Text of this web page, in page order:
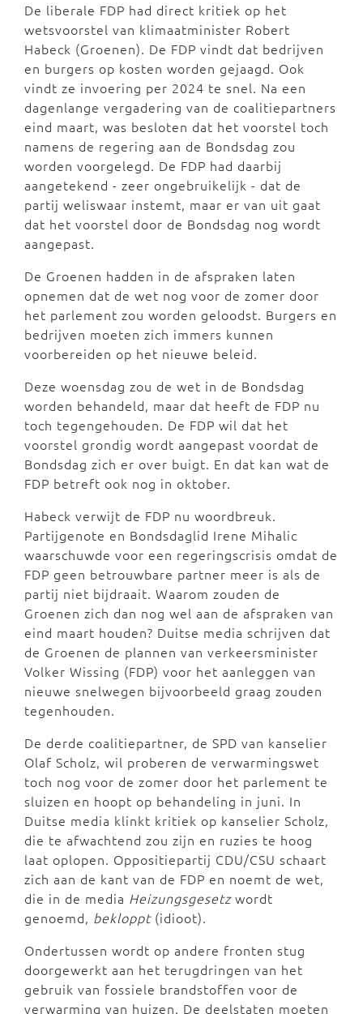
De liberale FDP had direct kritiek op het
wetsvoorstel van klimaatminister Robert
Habeck (Groenen). De FDP vindt dat bedrijven
en burgers op kosten worden gejaagd. Ook
vindt ze invoering per 2024 te snel. Na een
dagenlange vergadering van de coalitiepartners
eind maart, was besloten dat het voorstel toch
namens de regering aan de Bondsdag zou
worden voorgelegd. De FDP had daarbij
aangetekend - zeer ongebruikelijk - dat de
partij weliswaar instemt, maar er van uit gaat
dat het voorstel door de Bondsdag nog wordt
aangepast.
De Groenen hadden in de afspraken laten
opnemen dat de wet nog voor de zomer door
het parlement zou worden geloodst. Burgers en
bedrijven moeten zich immers kunnen
voorbereiden op het nieuwe beleid.
Deze woensdag zou de wet in de Bondsdag
worden behandeld, maar dat heeft de FDP nu
toch tegengehouden. De FDP wil dat het
voorstel grondig wordt aangepast voordat de
Bondsdag zich er over buigt. En dat kan wat de
FDP betreft ook nog in oktober.
Habeck verwijt de FDP nu woordbreuk.
Partijgenote en Bondsdaglid Irene Mihalic
waarschuwde voor een regeringscrisis omdat de
FDP geen betrouwbare partner meer is als de
partij niet bijdraait. Waarom zouden de
Groenen zich dan nog wel aan de afspraken van
eind maart houden? Duitse media schrijven dat
de Groenen de plannen van verkeersminister
Volker Wissing (FDP) voor het aanleggen van
nieuwe snelwegen bijvoorbeeld graag zouden
tegenhouden.
De derde coalitiepartner, de SPD van kanselier
Olaf Scholz, wil proberen de verwarmingswet
toch nog voor de zomer door het parlement te
sluizen en hoopt op behandeling in juni. In
Duitse media klinkt kritiek op kanselier Scholz,
die te afwachtend zou zijn en ruzies te hoog
laat oplopen. Oppositiepartij CDU/CSU schaart
zich aan de kant van de FDP en noemt de wet,
die in de media Heizungsgesetzwordt
genoemd, bekloppt(idioot).
Ondertussen wordt op andere fronten stug
doorgewerkt aan het terugdringen van het
gebruik van fossiele brandstoffen voor de
verwarming van huizen. De deelstaten moeten